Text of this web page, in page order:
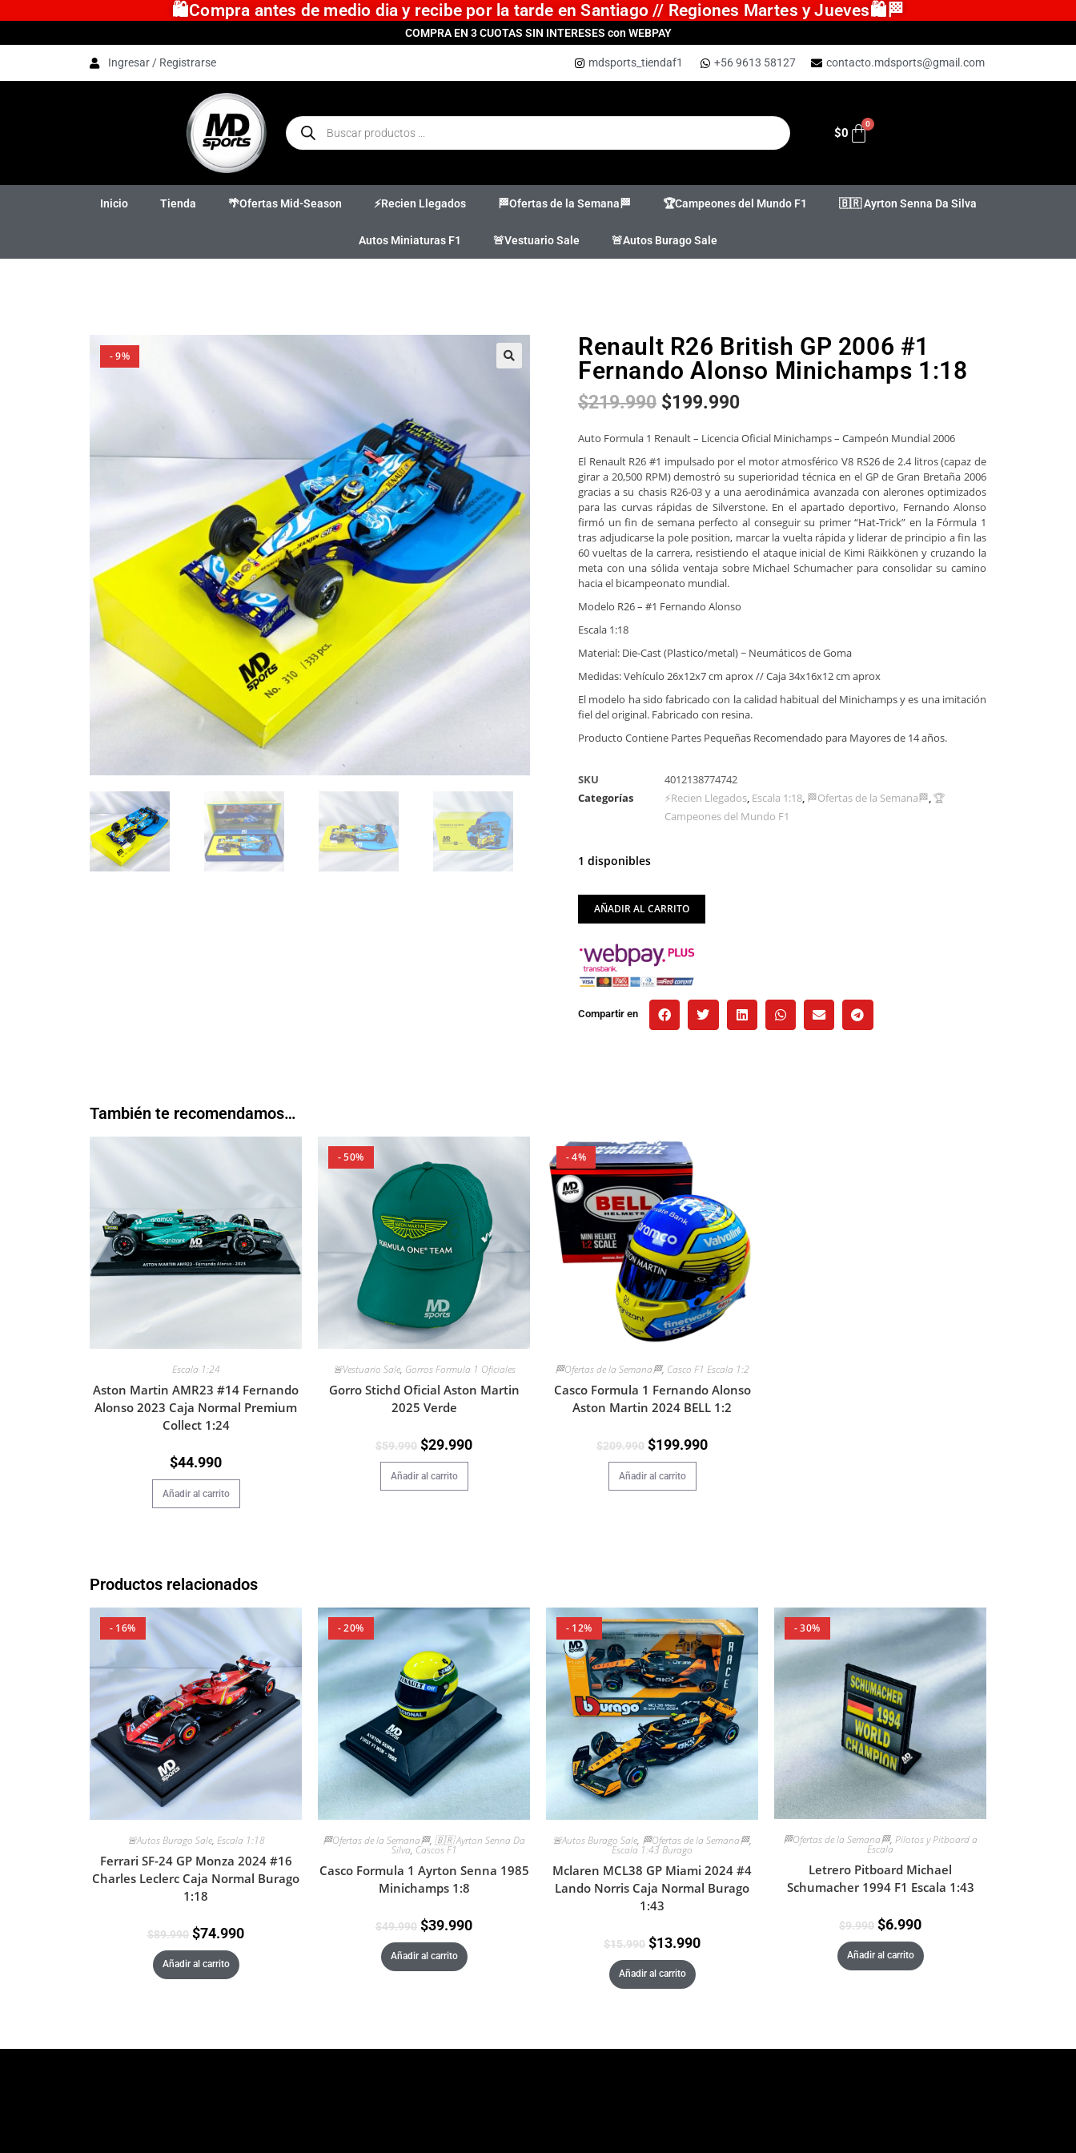
🛍️Compra antes de medio dia y recibe por la tarde en Santiago // Regiones Martes y Jueves🛍️🏁
COMPRA EN 3 CUOTAS SIN INTERESES con WEBPAY
Ingresar / Registrarse mdsports_tiendaf1 +56 9613 58127 contacto.mdsports@gmail.com
$0
Inicio Tienda 🌴Ofertas Mid-Season ⚡Recien Llegados 🏁Ofertas de la Semana🏁 🏆Campeones del Mundo F1 🇧🇷 Ayrton Senna Da Silva
Autos Miniaturas F1 🚨Vestuario Sale 🚨Autos Burago Sale
- 9%
Renault R26 British GP 2006 #1
Fernando Alonso Minichamps 1:18
$219.990 $199.990
Auto Formula 1 Renault – Licencia Oficial Minichamps – Campeón Mundial 2006
El Renault R26 #1 impulsado por el motor atmosférico V8 RS26 de 2.4 litros (capaz de
girar a 20,500 RPM) demostró su superioridad técnica en el GP de Gran Bretaña 2006
gracias a su chasis R26-03 y a una aerodinámica avanzada con alerones optimizados
para las curvas rápidas de Silverstone. En el apartado deportivo, Fernando Alonso
firmó un fin de semana perfecto al conseguir su primer “Hat-Trick” en la Fórmula 1
tras adjudicarse la pole position, marcar la vuelta rápida y liderar de principio a fin las
60 vueltas de la carrera, resistiendo el ataque inicial de Kimi Räikkönen y cruzando la
meta con una sólida ventaja sobre Michael Schumacher para consolidar su camino
hacia el bicampeonato mundial.
Modelo R26 – #1 Fernando Alonso
Escala 1:18
Material: Die-Cast (Plastico/metal) ~ Neumáticos de Goma
Medidas: Vehículo 26x12x7 cm aprox // Caja 34x16x12 cm aprox
El modelo ha sido fabricado con la calidad habitual del Minichamps y es una imitación
fiel del original. Fabricado con resina.
Producto Contiene Partes Pequeñas Recomendado para Mayores de 14 años.
SKU
4012138774742
Categorías
⚡Recien Llegados, Escala 1:18, 🏁Ofertas de la Semana🏁,🏆
Campeones del Mundo F1
1 disponibles
AÑADIR AL CARRITO
Compartir en
También te recomendamos…
Escala 1:24
Aston Martin AMR23 #14 Fernando
Alonso 2023 Caja Normal Premium
Collect 1:24
$44.990
Añadir al carrito
- 50%
🚨Vestuario Sale, Gorros Formula 1 Oficiales
Gorro Stichd Oficial Aston Martin
2025 Verde
$59.990 $29.990
Añadir al carrito
- 4%
🏁Ofertas de la Semana🏁, Casco F1 Escala 1:2
Casco Formula 1 Fernando Alonso
Aston Martin 2024 BELL 1:2
$209.990 $199.990
Añadir al carrito
Productos relacionados
- 16%
🚨Autos Burago Sale, Escala 1:18
Ferrari SF-24 GP Monza 2024 #16
Charles Leclerc Caja Normal Burago
1:18
$89.990 $74.990
Añadir al carrito
- 20%
🏁Ofertas de la Semana🏁, 🇧🇷 Ayrton Senna Da
Silva, Cascos F1
Casco Formula 1 Ayrton Senna 1985
Minichamps 1:8
$49.990 $39.990
Añadir al carrito
- 12%
🚨Autos Burago Sale, 🏁Ofertas de la Semana🏁,
Escala 1:43 Burago
Mclaren MCL38 GP Miami 2024 #4
Lando Norris Caja Normal Burago
1:43
$15.990 $13.990
Añadir al carrito
- 30%
🏁Ofertas de la Semana🏁, Pilotos y Pitboard a
Escala
Letrero Pitboard Michael
Schumacher 1994 F1 Escala 1:43
$9.990 $6.990
Añadir al carrito